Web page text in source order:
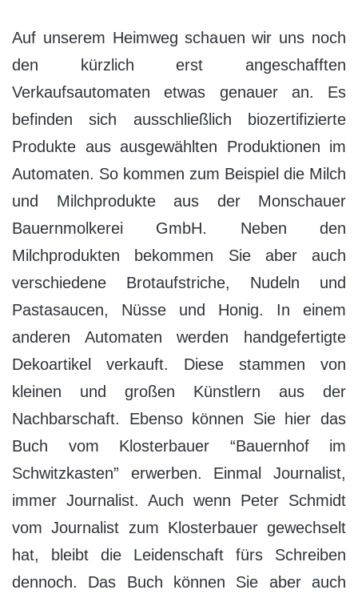
Auf unserem Heimweg schauen wir uns noch
den kürzlich erst angeschafften
Verkaufsautomaten etwas genauer an. Es
befinden sich ausschließlich biozertifizierte
Produkte aus ausgewählten Produktionen im
Automaten. So kommen zum Beispiel die Milch
und Milchprodukte aus der Monschauer
Bauernmolkerei GmbH. Neben den
Milchprodukten bekommen Sie aber auch
verschiedene Brotaufstriche, Nudeln und
Pastasaucen, Nüsse und Honig. In einem
anderen Automaten werden handgefertigte
Dekoartikel verkauft. Diese stammen von
kleinen und großen Künstlern aus der
Nachbarschaft. Ebenso können Sie hier das
Buch vom Klosterbauer “Bauernhof im
Schwitzkasten” erwerben. Einmal Journalist,
immer Journalist. Auch wenn Peter Schmidt
vom Journalist zum Klosterbauer gewechselt
hat, bleibt die Leidenschaft fürs Schreiben
dennoch. Das Buch können Sie aber auch